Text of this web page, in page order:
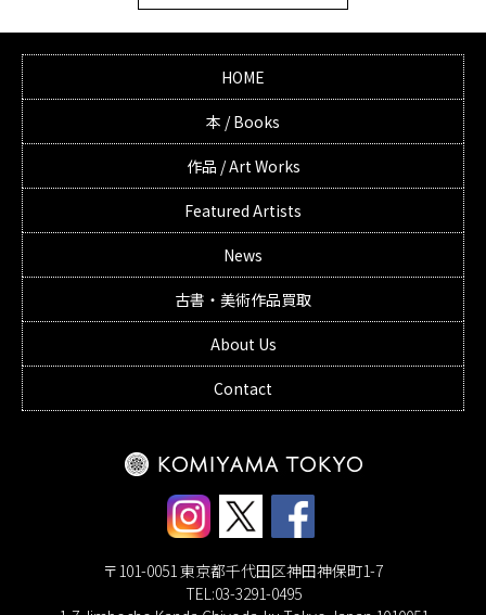
HOME
本 / Books
作品 / Art Works
Featured Artists
News
古書・美術作品買取
About Us
Contact
〒101-0051 東京都千代田区神田神保町1-7
TEL:03-3291-0495